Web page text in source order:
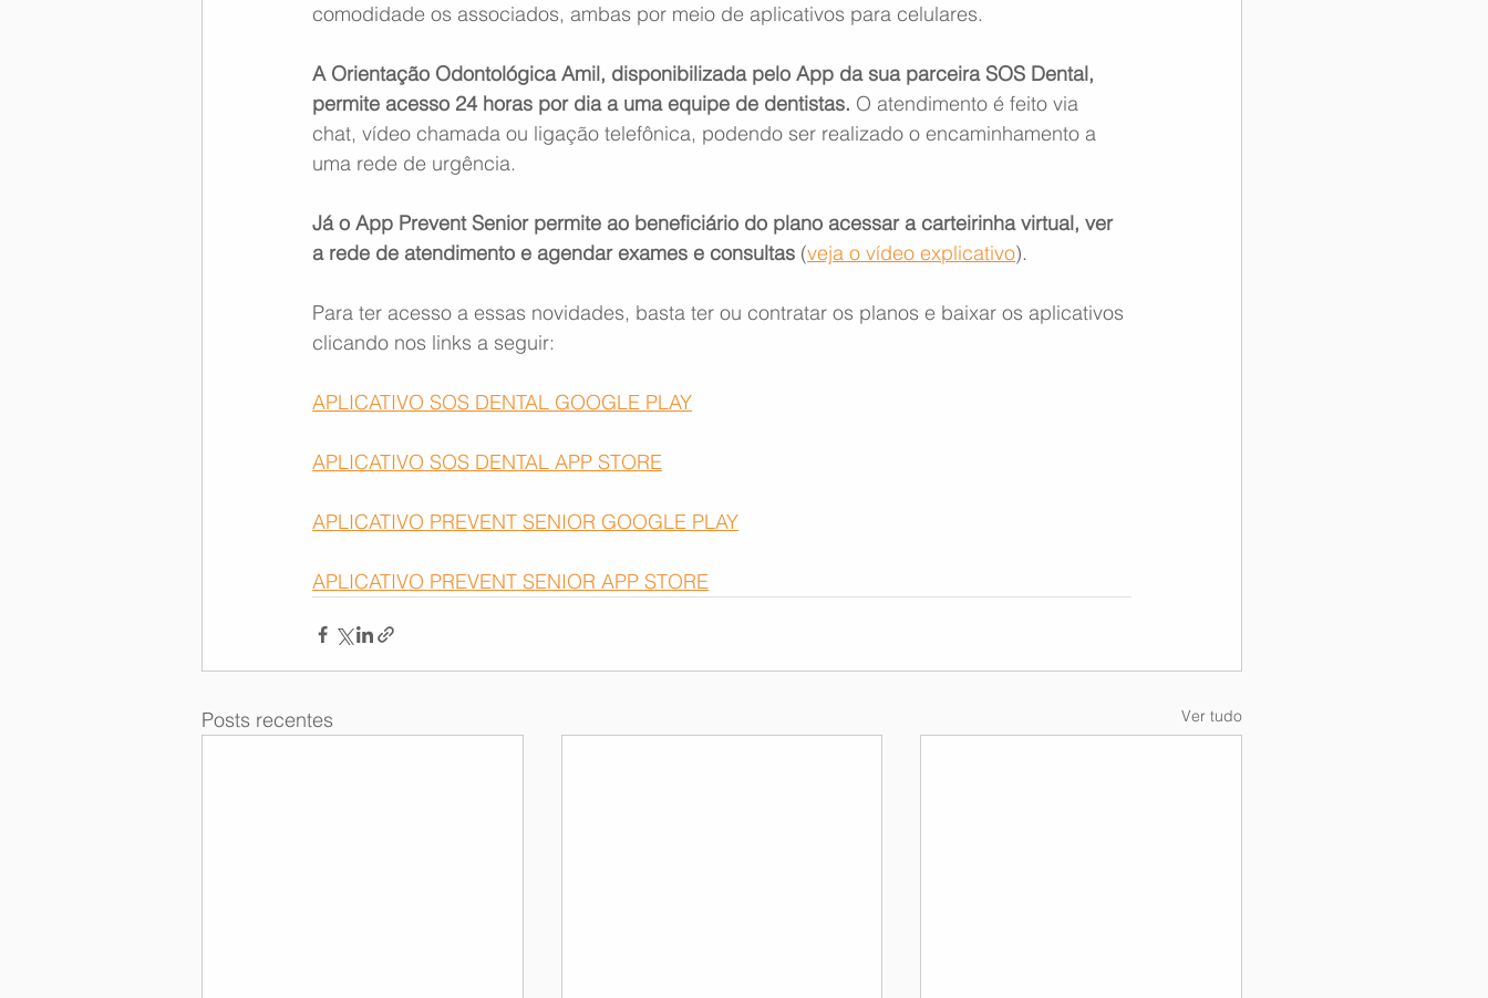
comodidade os associados, ambas por meio de aplicativos para celulares.
A Orientação Odontológica Amil, disponibilizada pelo App da sua parceira SOS Dental,
permite acesso 24 horas por dia a uma equipe de dentistas. O atendimento é feito via
chat, vídeo chamada ou ligação telefônica, podendo ser realizado o encaminhamento a
uma rede de urgência.
Já o App Prevent Senior permite ao beneficiário do plano acessar a carteirinha virtual, ver
a rede de atendimento e agendar exames e consultas (veja o vídeo explicativo).
Para ter acesso a essas novidades, basta ter ou contratar os planos e baixar os aplicativos
clicando nos links a seguir:
APLICATIVO SOS DENTAL GOOGLE PLAY
APLICATIVO SOS DENTAL APP STORE
APLICATIVO PREVENT SENIOR GOOGLE PLAY
APLICATIVO PREVENT SENIOR APP STORE
Posts recentes Ver tudo